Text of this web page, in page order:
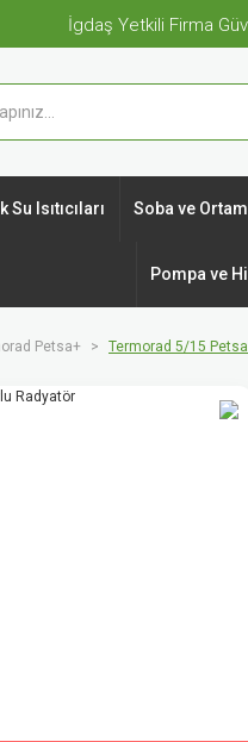
İgdaş Yetkili Firma
Su Isıtıcıları Soba ve Ortam
Pompa ve
Petsa+ Termorad 5/15